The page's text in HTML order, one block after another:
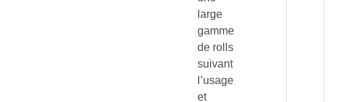
large
gamme
de rolls
suivant
l’usage
et